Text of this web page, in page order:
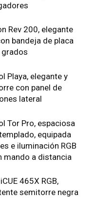
Rev 200, elegante
bandeja de placa
grados
Playa, elegante y
con panel de
lateral
Tor Pro, espaciosa
equipada
e iluminación RGB
mando a distancia
465X RGB,
semitorre negra